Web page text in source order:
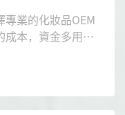
業的化妝品OEM
成本，資金多用于
文為您解答一二。